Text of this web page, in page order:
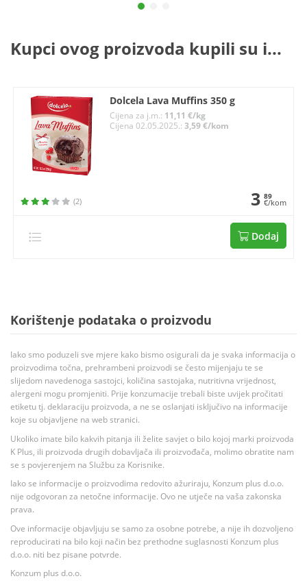
Kupci ovog proizvoda kupili su i...
Dolcela Lava Muffins 350 g
Cijena za j.m.: 11,11 €/kg
Cijena 02.05.2025.:3,59 €/kom
(2) 3 89
€/kom
Dodaj
Korištenje podataka o proizvodu
Iako smo poduzeli sve mjere kako bismo osigurali da je svaka informacija o
proizvodima točna, prehrambeni proizvodi se često mijenjaju te se
slijedom navedenoga sastojci, količina sastojaka, nutritivna vrijednost,
alergeni mogu promjeniti. Prije konzumacije trebali biste uvijek pročitati
etiketu tj. deklaraciju proizvoda, a ne se oslanjati isključivo na informacije
koje su objavljene na web stranici.
Ukoliko imate bilo kakvih pitanja ili želite savjet o bilo kojoj marki proizvoda
K Plus, ili proizvoda drugih dobavljača ili proizvođača, molimo obratite nam
se s povjerenjem na Službu za Korisnike.
Iako se informacije o proizvodima redovito ažuriraju, Konzum plus d.o.o.
nije odgovoran za netočne informacije. Ovo ne utječe na vaša zakonska
prava.
Ove informacije objavljuju se samo za osobne potrebe, a nije ih dozvoljeno
reproducirati na bilo koji način bez prethodne suglasnosti Konzum plus
d.o.o. niti bez pisane potvrde.
Konzum plus d.o.o.